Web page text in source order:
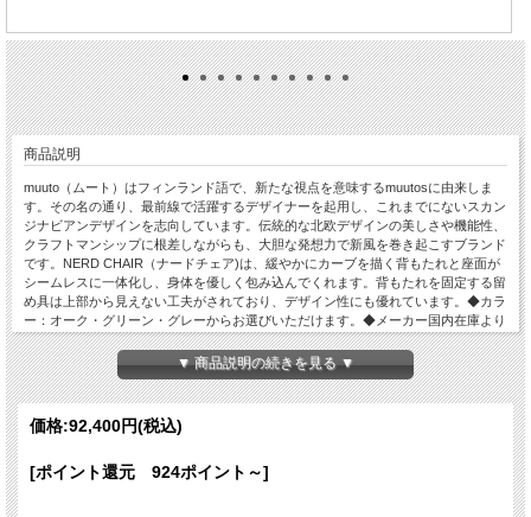
商品説明
muuto（ムート）はフィンランド語で、新たな視点を意味するmuutosに由来しま
す。その名の通り、最前線で活躍するデザイナーを起用し、これまでにないスカン
ジナビアンデザインを志向しています。伝統的な北欧デザインの美しさや機能性、
クラフトマンシップに根差しながらも、大胆な発想力で新風を巻き起こすブランド
です。NERD CHAIR（ナードチェア)は、緩やかにカーブを描く背もたれと座面が
シームレスに一体化し、身体を優しく包み込んでくれます。背もたれを固定する留
め具は上部から見えない工夫がされており、デザイン性にも優れています。◆カラ
ー：オーク・グリーン・グレーからお選びいただけます。◆メーカー国内在庫より
お取り寄せとなります。
▼ 商品説明の続きを見る ▼
価格:92,400円(税込)
[ポイント還元 924ポイント～]